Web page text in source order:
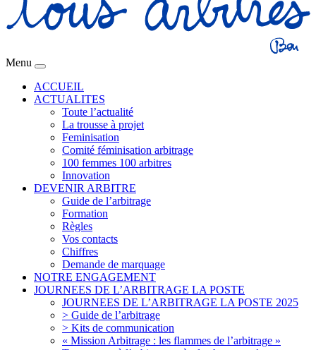
Menu
ACCUEIL
ACTUALITES
Toute l’actualité
La trousse à projet
Feminisation
Comité féminisation arbitrage
100 femmes 100 arbitres
Innovation
DEVENIR ARBITRE
Guide de l’arbitrage
Formation
Règles
Vos contacts
Chiffres
Demande de marquage
NOTRE ENGAGEMENT
JOURNEES DE L’ARBITRAGE LA POSTE
JOURNEES DE L’ARBITRAGE LA POSTE 2025
> Guide de l’arbitrage
> Kits de communication
« Mission Arbitrage : les flammes de l’arbitrage »